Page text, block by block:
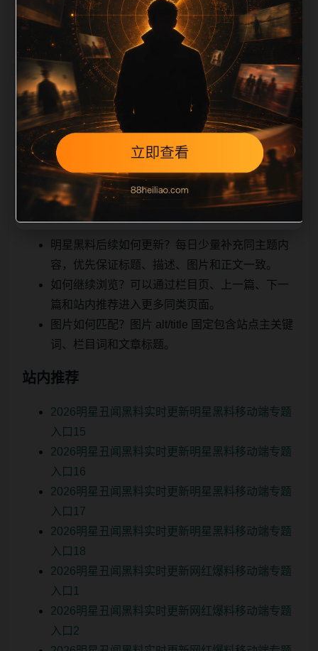
canonical、主题图、alt、title和推荐链接，确保页面既
能被搜索引擎
相关问题与推荐
理解，也能让真实用户顺着栏目继续浏览。同站连续更
新时避免重复标题和重复首段，优先补充不同关键词、
不同栏目词和不同问题角度。栏目页则保留清晰入口，
方便后续专题自动归集。发布后按真实浏览器复查首
屏、图片、跳转体验、相关推荐和加载速度。
明星黑料后续如何更新？每日少量补充同主题内
容，优先保证标题、描述、图片和正文一致。
如何继续浏览？可以通过栏目页、上一篇、下一
篇和站内推荐进入更多同类页面。
图片如何匹配？图片 alt/title 固定包含站点主关键
词、栏目词和文章标题。
站内推荐
2026明星丑闻黑料实时更新明星黑料移动端专题
入口15
2026明星丑闻黑料实时更新明星黑料移动端专题
入口16
2026明星丑闻黑料实时更新明星黑料移动端专题
入口17
2026明星丑闻黑料实时更新明星黑料移动端专题
入口18
2026明星丑闻黑料实时更新网红爆料移动端专题
入口1
2026明星丑闻黑料实时更新网红爆料移动端专题
入口2